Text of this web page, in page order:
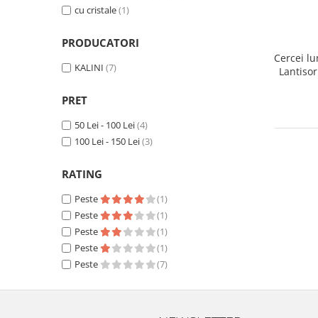
cu cristale(1)
PRODUCATORI
KALINI (7)
PRET
50 Lei - 100 Lei(4)
100 Lei - 150 Lei(3)
RATING
Peste
(1)
Peste
(1)
Peste
(1)
Peste
(1)
Peste
(7)
Cercei